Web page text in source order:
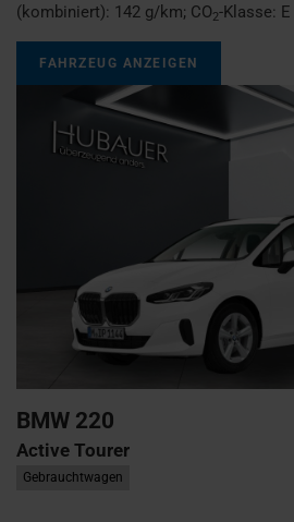
(kombiniert): 142 g/km; CO2-Klasse: E
FAHRZEUG ANZEIGEN
BMW 220
Active Tourer
Gebrauchtwagen